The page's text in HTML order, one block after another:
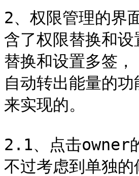
2、权限管理的界
含了权限替换和
替换和设置多签
自动转出能量的
来实现的。
2.1、点击owner
不过考虑到单独